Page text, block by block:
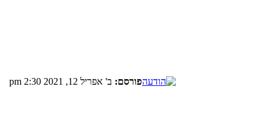
פורסם: ב' אפריל 12, 2021 2:30 pm